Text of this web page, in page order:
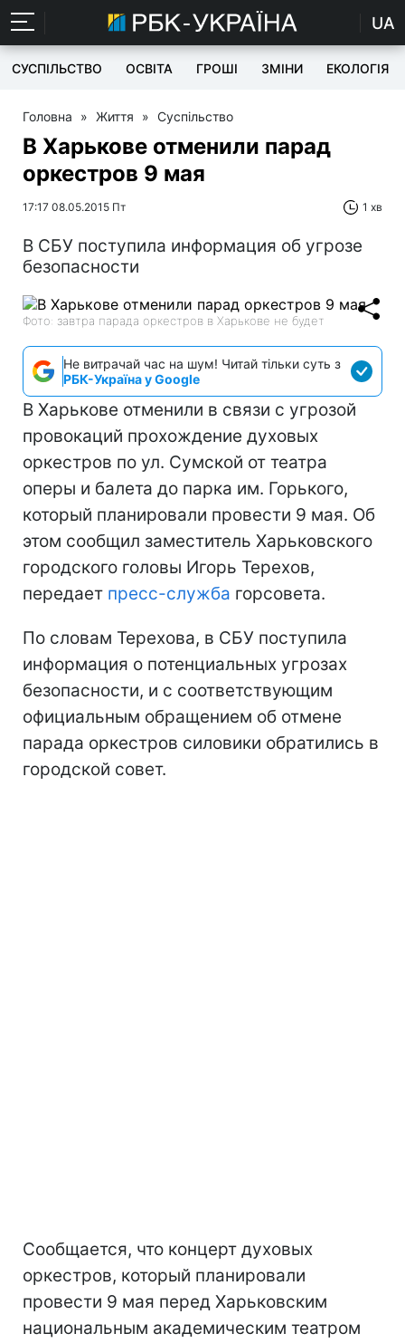
UA
СУСПІЛЬСТВО ОСВІТА ГРОШІ ЗМІНИ ЕКОЛОГІЯ
Головна » Життя » Суспільство
В Харькове отменили парад
оркестров 9 мая
17:17 08.05.2015 Пт 1 хв
В СБУ поступила информация об угрозе
безопасности
Фото: завтра парада оркестров в Харькове не будет
Не витрачай час на шум! Читай тільки суть з
РБК-Україна у Google
В Харькове отменили в связи с угрозой
провокаций прохождение духовых
оркестров по ул. Сумской от театра
оперы и балета до парка им. Горького,
который планировали провести 9 мая. Об
этом сообщил заместитель Харьковского
городского головы Игорь Терехов,
передает пресс-служба горсовета.
По словам Терехова, в СБУ поступила
информация о потенциальных угрозах
безопасности, и с соответствующим
официальным обращением об отмене
парада оркестров силовики обратились в
городской совет.
Сообщается, что концерт духовых
оркестров, который планировали
провести 9 мая перед Харьковским
национальным академическим театром